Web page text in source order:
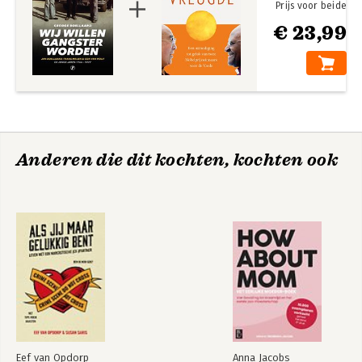
€ 23,99
Prijs voor beide
Anderen die dit kochten, kochten ook
Eef van Opdorp Anna Jacobs